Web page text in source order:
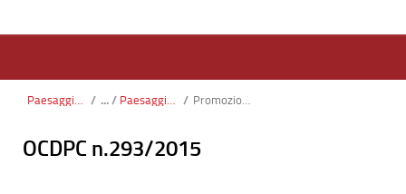
Paesaggio, Territorio, Urbanistica / Paesaggio Territorio Urbanistica nuova / Promozione qualità architettonica
OCDPC n.293/2015